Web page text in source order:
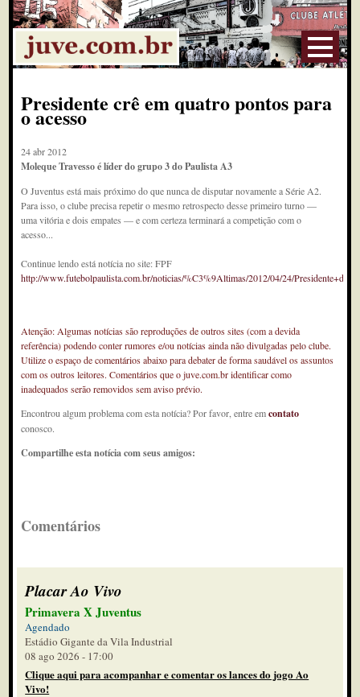
Presidente crê em quatro pontos para
o acesso
24 abr 2012
Moleque Travesso é líder do grupo 3 do Paulista A3
O Juventus está mais próximo do que nunca de disputar novamente a Série A2.
Para isso, o clube precisa repetir o mesmo retrospecto desse primeiro turno —
uma vitória e dois empates — e com certeza terminará a competição com o
acesso...
Continue lendo está notícia no site: FPF
http://www.futebolpaulista.com.br/noticias/%C3%9Altimas/2012/04/24/
Atenção: Algumas notícias são reproduções de outros sites (com a devida
referência) podendo conter rumores e/ou notícias ainda não divulgadas pelo clube.
Utilize o espaço de comentários abaixo para debater de forma saudável os assuntos
com os outros leitores. Comentários que o juve.com.br identificar como
inadequados serão removidos sem aviso prévio.
Encontrou algum problema com esta notícia? Por favor, entre emcontato
conosco.
Compartilhe esta notícia com seus amigos:
Comentários
Placar Ao Vivo
Primavera X Juventus
Agendado
Estádio Gigante da Vila Industrial
08 ago 2026 - 17:00
Clique aqui para acompanhar e comentar os lances do jogo Ao
Vivo!